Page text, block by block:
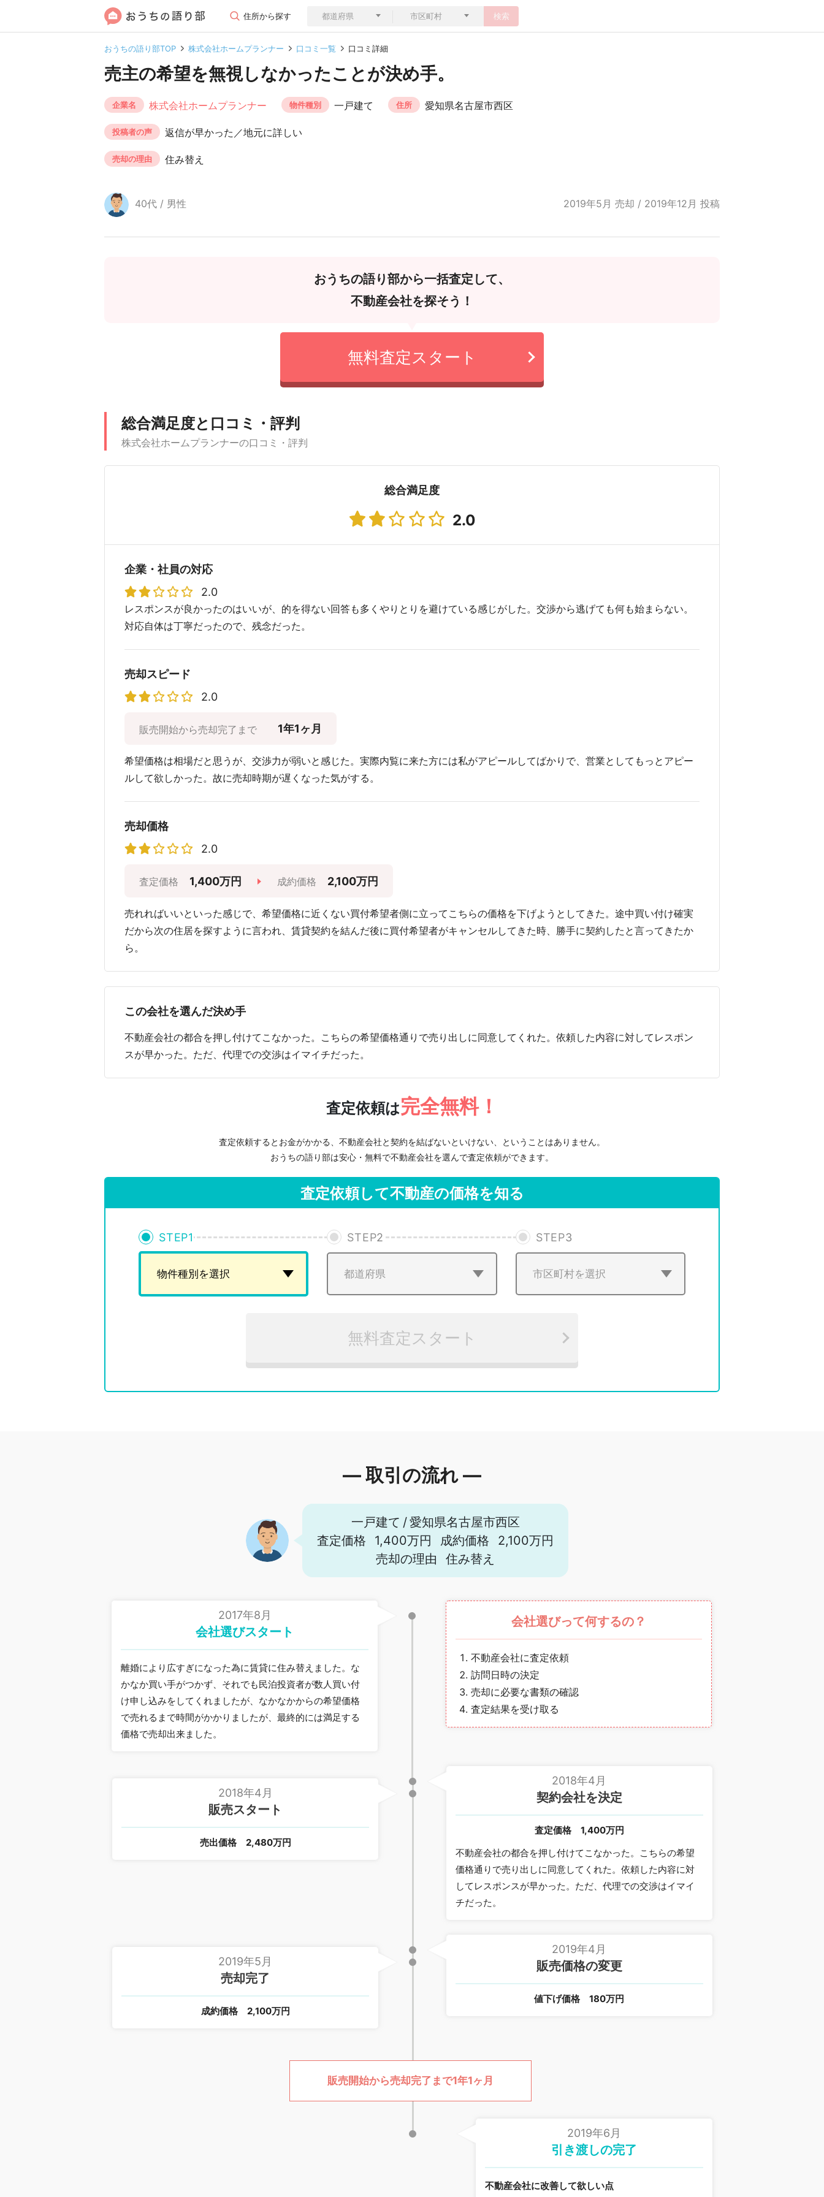
住所から探す 検索
おうちの語り部TOP 株式会社ホームプランナー 口コミ一覧 口コミ詳細
売主の希望を無視しなかったことが決め手。
企業名 株式会社ホームプランナー 物件種別 一戸建て 住所 愛知県名古屋市西区
投稿者の声 返信が早かった／地元に詳しい
売却の理由 住み替え
40代 / 男性 2019年5月 売却 / 2019年12月 投稿
おうちの語り部から一括査定して、
不動産会社を探そう！
無料査定スタート
総合満足度と口コミ・評判
株式会社ホームプランナーの口コミ・評判
総合満足度
2.0
企業・社員の対応
2.0
レスポンスが良かったのはいいが、的を得ない回答も多くやりとりを避けている感じがした。交渉から逃げても何も始まらない。
対応自体は丁寧だったので、残念だった。
売却スピード
2.0
販売開始から売却完了まで 1年1ヶ月
希望価格は相場だと思うが、交渉力が弱いと感じた。実際内覧に来た方には私がアピールしてばかりで、営業としてもっとアピー
ルして欲しかった。故に売却時期が遅くなった気がする。
売却価格
2.0
査定価格 1,400万円 成約価格 2,100万円
売れればいいといった感じで、希望価格に近くない買付希望者側に立ってこちらの価格を下げようとしてきた。途中買い付け確実
だから次の住居を探すように言われ、賃貸契約を結んだ後に買付希望者がキャンセルしてきた時、勝手に契約したと言ってきたか
ら。
この会社を選んだ決め手
不動産会社の都合を押し付けてこなかった。こちらの希望価格通りで売り出しに同意してくれた。依頼した内容に対してレスポン
スが早かった。ただ、代理での交渉はイマイチだった。
査定依頼は完全無料！
査定依頼するとお金がかかる、不動産会社と契約を結ばないといけない、ということはありません。
おうちの語り部は安心・無料で不動産会社を選んで査定依頼ができます。
査定依頼して不動産の価格を知る
STEP1 STEP2 STEP3
無料査定スタート
― 取引の流れ ―
一戸建て /愛知県名古屋市西区
査定価格
1,400万円 成約価格
2,100万円
売却の理由
住み替え
2017年8月
会社選びスタート
離婚により広すぎになった為に賃貸に住み替えました。な
かなか買い手がつかず、それでも民泊投資者が数人買い付
け申し込みをしてくれましたが、なかなかからの希望価格
で売れるまで時間がかかりましたが、最終的には満足する
価格で売却出来ました。
会社選びって何するの？
不動産会社に査定依頼
訪問日時の決定
売却に必要な書類の確認
査定結果を受け取る
2018年4月
契約会社を決定
査定価格
1,400万円
不動産会社の都合を押し付けてこなかった。こちらの希望
価格通りで売り出しに同意してくれた。依頼した内容に対
してレスポンスが早かった。ただ、代理での交渉はイマイ
チだった。
2018年4月
販売スタート
売出価格 2,480万円
2019年4月
販売価格の変更
値下げ価格 180万円
2019年5月
売却完了
成約価格 2,100万円
販売開始から売却完了まで1年1ヶ月
2019年6月
引き渡しの完了
不動産会社に改善して欲しい点